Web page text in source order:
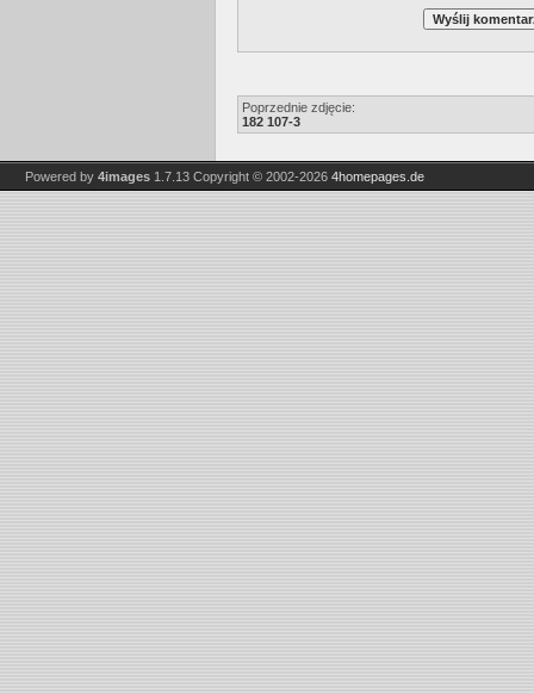
Poprzednie zdjęcie:
182 107-3
Powered by 4images 1.7.13 Copyright © 2002-2026 4homepages.de